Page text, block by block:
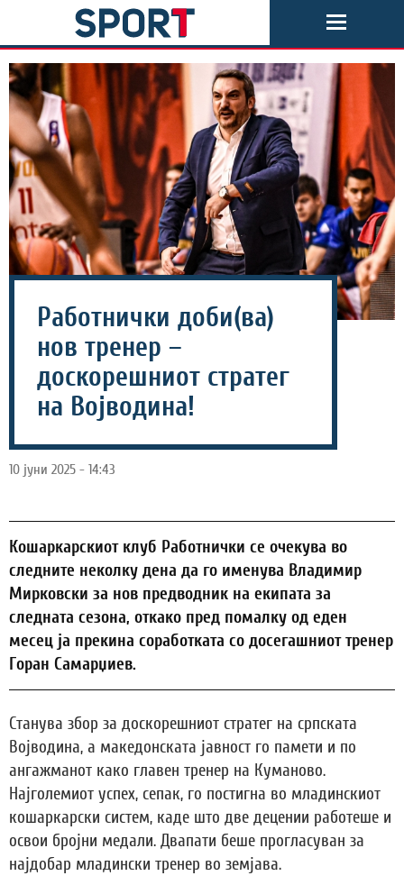
Работнички доби(ва)
нов тренер –
доскорешниот стратег
на Војводина!
10 јуни 2025 - 14:43
Кошаркарскиот клуб Работнички се очекува во
следните неколку дена да го именува Владимир
Мирковски за нов предводник на екипата за
следната сезона, откако пред помалку од еден
месец ја прекина соработката со досегашниот тренер
Горан Самарџиев.
Станува збор за доскорешниот стратег на српската
Војводина, а македонската јавност го памети и по
ангажманот како главен тренер на Куманово.
Најголемиот успех, сепак, го постигна во младинскиот
кошаркарски систем, каде што две децении работеше и
освои бројни медали. Двапати беше прогласуван за
најдобар младински тренер во земјава.